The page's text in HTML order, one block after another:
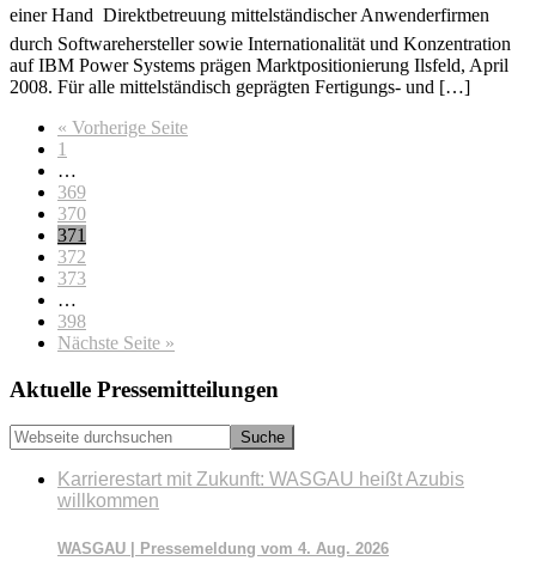
einer Hand  Direktbetreuung mittelständischer Anwenderfirmen
durch Softwarehersteller sowie Internationalität und Konzentration
auf IBM Power Systems prägen Marktpositionierung Ilsfeld, April
2008. Für alle mittelständisch geprägten Fertigungs- und […]
« Vorherige Seiteaufrufen
Seite
1
Zwischenseiten
…
Seite
369
Seite
370
Seite
371
Seite
372
Seite
373
Zwischenseiten
…
Seite
398
Nächste Seite aufrufen
»
Seitenspalte
Aktuelle Pressemitteilungen
Webseite
durchsuchen
Karrierestart mit Zukunft: WASGAU heißt Azubis
willkommen
WASGAU | Pressemeldung vom 4. Aug. 2026